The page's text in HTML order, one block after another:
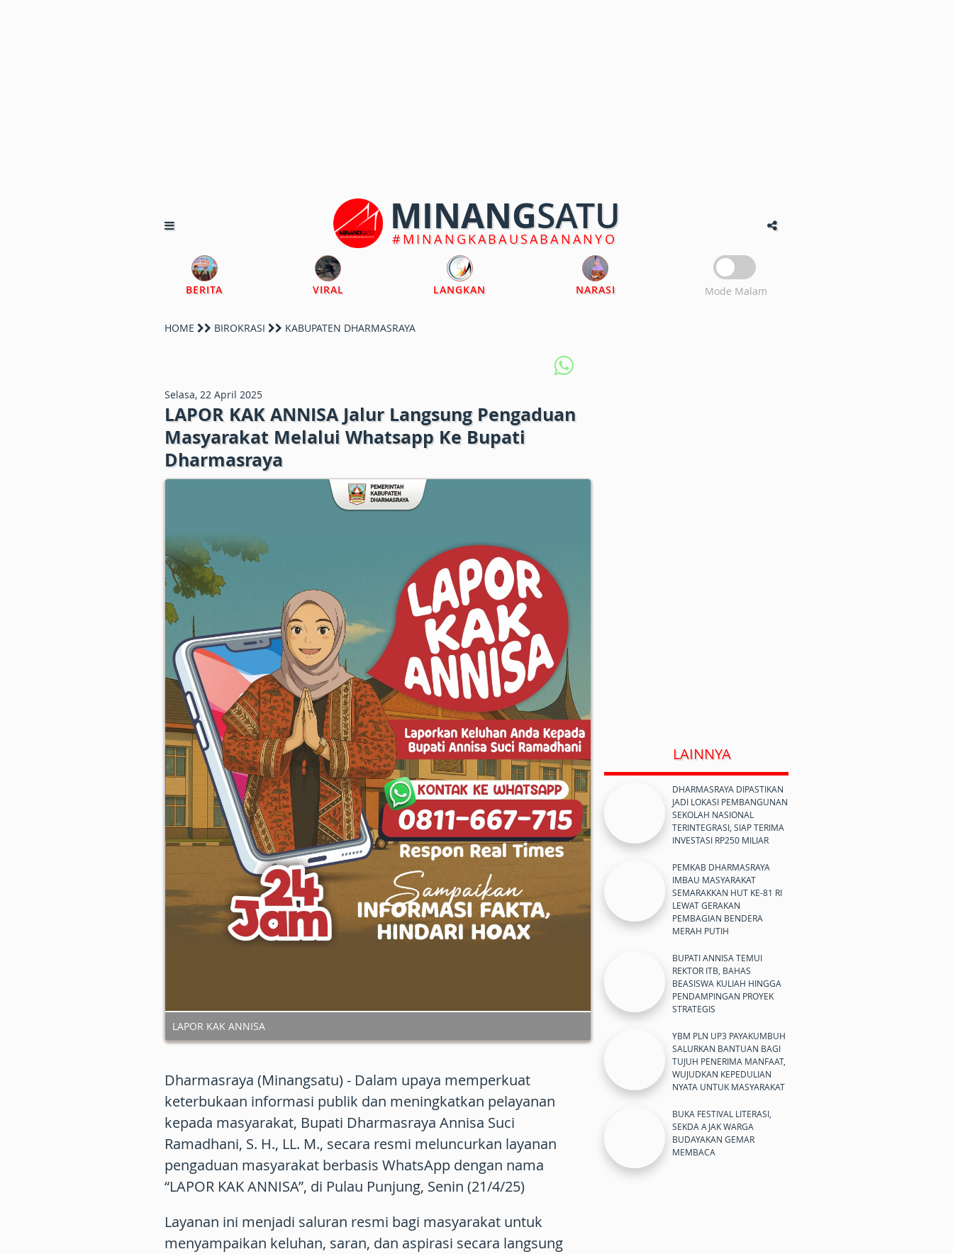
MINANGSATU
#MINANGKABAUSABANANYO
BERITA VIRAL LANGKAN NARASI Mode Malam
HOME BIROKRASI KABUPATEN DHARMASRAYA
Selasa, 22 April 2025
LAPOR KAK ANNISA Jalur Langsung Pengaduan
Masyarakat Melalui Whatsapp Ke Bupati
Dharmasraya
LAPOR KAK ANNISA
Dharmasraya (Minangsatu) - Dalam upaya memperkuat
keterbukaan informasi publik dan meningkatkan pelayanan
kepada masyarakat, Bupati Dharmasraya Annisa Suci
Ramadhani, S. H., LL. M., secara resmi meluncurkan layanan
pengaduan masyarakat berbasis WhatsApp dengan nama
“LAPOR KAK ANNISA”, di Pulau Punjung, Senin (21/4/25)
Layanan ini menjadi saluran resmi bagi masyarakat untuk
menyampaikan keluhan, saran, dan aspirasi secara langsung
LAINNYA
DHARMASRAYA DIPASTIKAN
JADI LOKASI PEMBANGUNAN
SEKOLAH NASIONAL
TERINTEGRASI, SIAP TERIMA
INVESTASI RP250 MILIAR
PEMKAB DHARMASRAYA
IMBAU MASYARAKAT
SEMARAKKAN HUT KE-81 RI
LEWAT GERAKAN
PEMBAGIAN BENDERA
MERAH PUTIH
BUPATI ANNISA TEMUI
REKTOR ITB, BAHAS
BEASISWA KULIAH HINGGA
PENDAMPINGAN PROYEK
STRATEGIS
YBM PLN UP3 PAYAKUMBUH
SALURKAN BANTUAN BAGI
TUJUH PENERIMA MANFAAT,
WUJUDKAN KEPEDULIAN
NYATA UNTUK MASYARAKAT
BUKA FESTIVAL LITERASI,
SEKDA AJAK WARGA
BUDAYAKAN GEMAR
MEMBACA